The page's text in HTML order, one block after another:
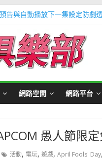
告與自動播放下一集設定防劇
CVV) 懶人包＃多個 Visa /
FonesGo 虛擬定位不用出門
年登入帳號＃不想被砍帳號教學
網路空間 網路平台
愚人節限
活動, 電玩, 遊戲, April Fools' Day,